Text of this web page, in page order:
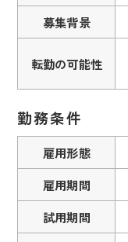
募集背景
転勤の可能性
勤務条件
雇用形態
雇用期間
試用期間